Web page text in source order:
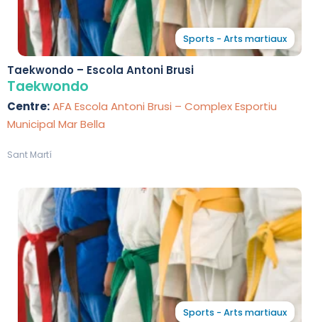
Sports - Arts martiaux
Taekwondo – Escola Antoni Brusi
Taekwondo
Centre:AFA Escola Antoni Brusi – Complex Esportiu
Municipal Mar Bella
Sant Martí
Sports - Arts martiaux